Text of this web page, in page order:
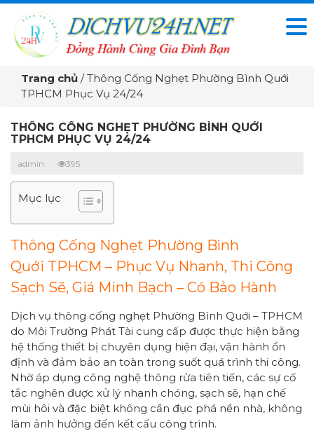
Trang chủ /Thông Cống Nghẹt Phường Bình Quới
TPHCM Phục Vụ 24/24
THÔNG CỐNG NGHẸT PHƯỜNG BÌNH QUỚI
TPHCM PHỤC VỤ 24/24
admin 395
Mục lục
Thông Cống Nghẹt Phường Bình
Quới TPHCM – Phục Vụ Nhanh, Thi Công
Sạch Sẽ, Giá Minh Bạch – Có Bảo Hành
Dịch vụ thông cống nghẹt Phường Bình Quới – TPHCM
do Môi Trường Phát Tài cung cấp được thực hiện bằng
hệ thống thiết bị chuyên dụng hiện đại, vận hành ổn
định và đảm bảo an toàn trong suốt quá trình thi công.
Nhờ áp dụng công nghệ thông rửa tiên tiến, các sự cố
tắc nghẽn được xử lý nhanh chóng, sạch sẽ, hạn chế
mùi hôi và đặc biệt không cần đục phá nền nhà, không
làm ảnh hưởng đến kết cấu công trình.